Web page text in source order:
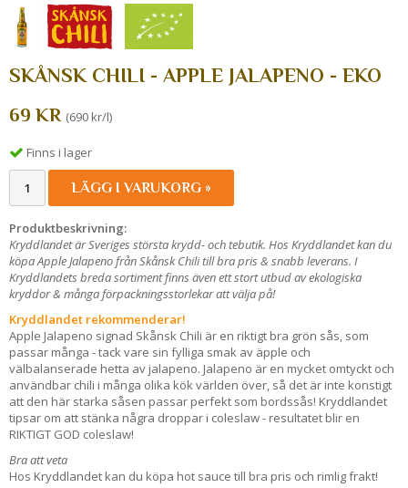
SKÅNSK CHILI - APPLE JALAPENO - EKO
69 KR (690 kr/l)
Finns i lager
LÄGG I VARUKORG »
Produktbeskrivning:
Kryddlandet är Sveriges största krydd- och tebutik. Hos Kryddlandet kan du
köpa Apple Jalapeno från Skånsk Chilitill bra pris & snabb leverans. I
Kryddlandets breda sortiment finns även ett stort utbud av ekologiska
kryddor & många förpackningsstorlekar att välja på!
Kryddlandet rekommenderar!
Apple Jalapeno signad Skånsk Chili är en riktigt bra grön sås, som
passar många - tack vare sin fylliga smak av äpple och
välbalanserade hetta av jalapeno. Jalapeno är en mycket omtyckt och
användbar chili i många olika kök världen över, så det är inte konstigt
att den här starka såsen passar perfekt som bordssås! Kryddlandet
tipsar om att stänka några droppar i coleslaw - resultatet blir en
RIKTIGT GOD coleslaw!
Bra att veta
Hos Kryddlandet kan du köpa hot sauce till bra pris och rimlig frakt!